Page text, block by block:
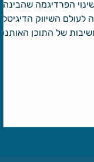
הפרדיגמה שהבינה
השיווק הדיגיטלי.
של התוכן האותנטי